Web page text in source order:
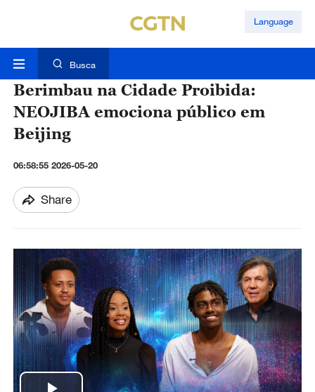
Language
Busca
Berimbau na Cidade Proibida:
NEOJIBA emociona público em
Beijing
06:58:55 2026-05-20
Share